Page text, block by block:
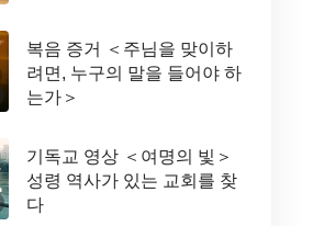
복음 증거 ＜주님을 맞이하
려면, 누구의 말을 들어야 하
는가＞
기독교 영상 ＜여명의 빛＞
성령 역사가 있는 교회를 찾
다